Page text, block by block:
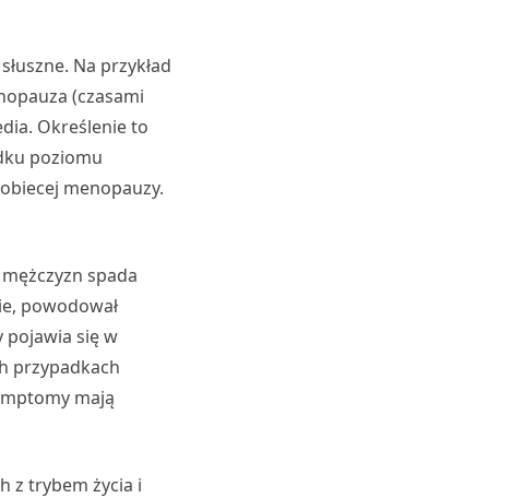
Na przykład
(czasami
Określenie to
poziomu
menopauzy.
spada
powodował
się w
przypadkach
mają
z trybem życia i